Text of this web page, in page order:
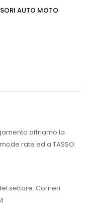
AUTO MOTO
offriamo la
rate ed a TASSO
settore. Corrieri